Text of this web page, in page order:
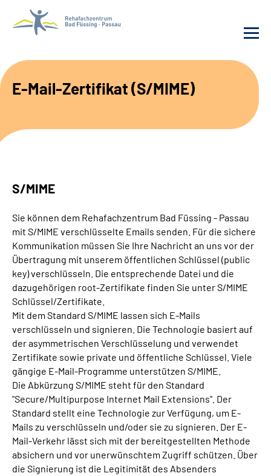
Suche
E-Mail-Zertifikat (S/MIME)
S/MIME
Sie können dem Rehafachzentrum Bad Füssing - Passau
mit S/MIME verschlüsselte Emails senden. Für die sichere
Kommunikation müssen Sie Ihre Nachricht an uns vor der
Übertragung mit unserem öffentlichen Schlüssel (public
key) verschlüsseln. Die entsprechende Datei und die
dazugehörigen root-Zertifikate finden Sie unter S/MIME
Schlüssel/Zertifikate.
Mit dem Standard S/MIME lassen sich E-Mails
verschlüsseln und signieren. Die Technologie basiert auf
der asymmetrischen Verschlüsselung und verwendet
Zertifikate sowie private und öffentliche Schlüssel. Viele
gängige E-Mail-Programme unterstützen S/MIME.
Die Abkürzung S/MIME steht für den Standard
"Secure/Multipurpose Internet Mail Extensions". Der
Standard stellt eine Technologie zur Verfügung, um E-
Mails zu verschlüsseln und/oder sie zu signieren. Der E-
Mail-Verkehr lässt sich mit der bereitgestellten Methode
absichern und vor unerwünschtem Zugriff schützen. Über
die Signierung ist die Legitimität des Absenders